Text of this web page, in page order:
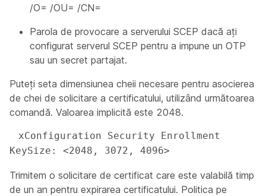
/O= /OU= /CN=
Parola de provocare a serverului SCEP dacă ați
configurat serverul SCEP pentru a impune un OTP
sau un secret partajat.
Puteți seta dimensiunea cheii necesare pentru asocierea
de chei de solicitare a certificatului, utilizând următoarea
comandă. Valoarea implicită este 2048.
KeySize: <2048, 3072, 4096>
Trimitem o solicitare de certificat care este valabilă timp
de un an pentru expirarea certificatului. Politica pe